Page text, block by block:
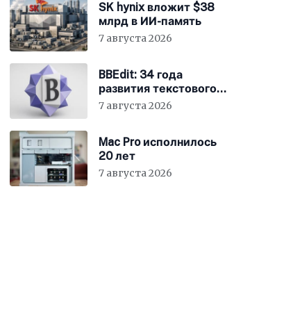
SK hynix вложит $38
млрд в ИИ-память
7 августа 2026
BBEdit: 34 года
развития текстового
редактора для Mac
7 августа 2026
Mac Pro исполнилось
20 лет
7 августа 2026